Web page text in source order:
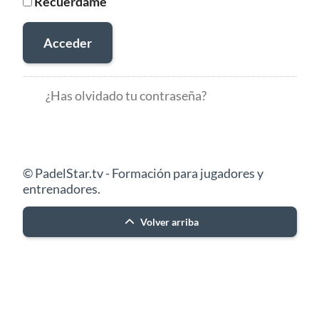
Acceder
¿Has olvidado tu contraseña?
© PadelStar.tv - Formación para jugadores y
entrenadores.
Volver arriba